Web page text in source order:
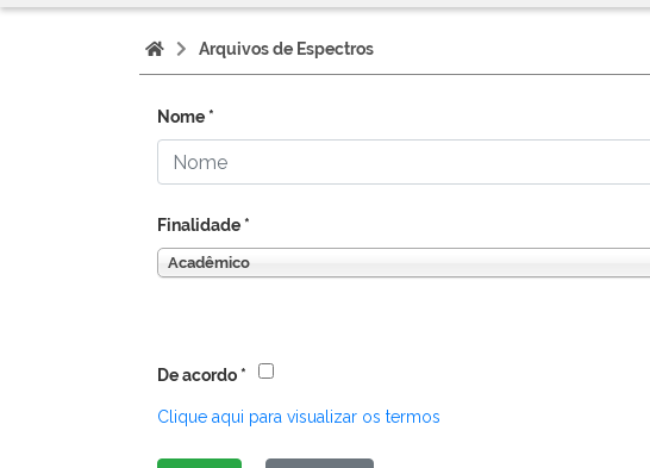
Arquivos de Espectros
Nome*
Finalidade*
Acadêmico
De acordo*
Clique aqui para visualizar os termos